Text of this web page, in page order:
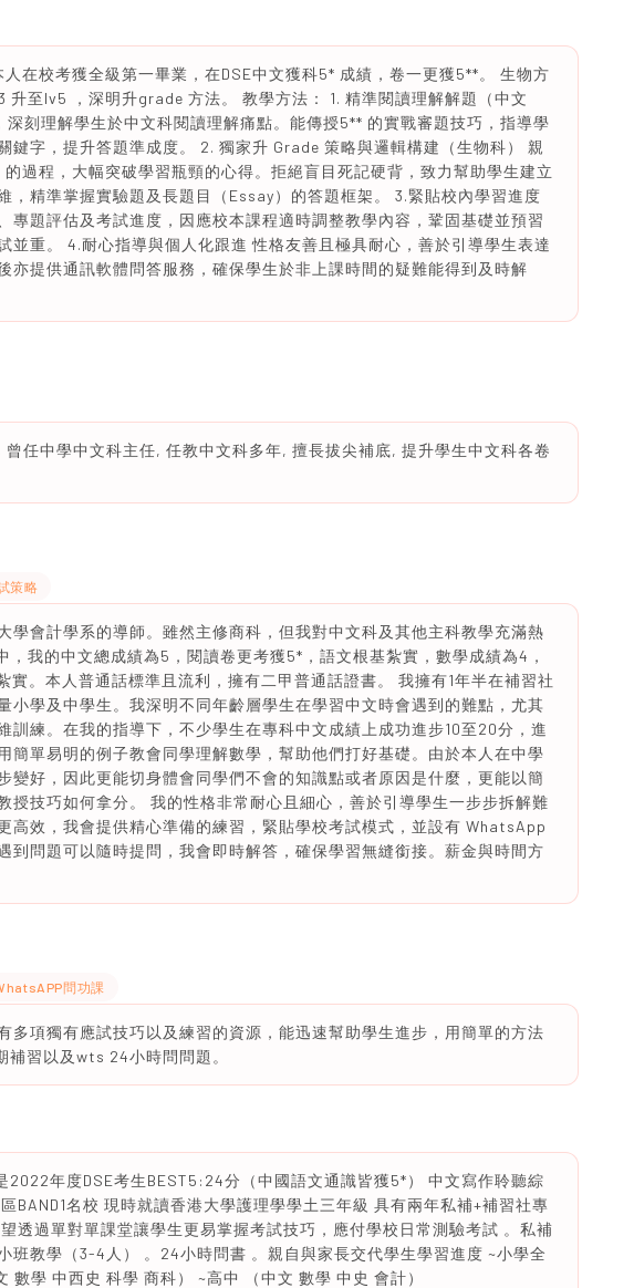
在校考獲全級第一畢業，在DSE中文獲科5* 成績，卷一更獲5**。 生物方
升至lv5 ，深明升grade 方法。 教學方法： 1. 精準閱讀理解解題（中文
深刻理解學生於中文科閱讀理解痛點。能傳授5** 的實戰審題技巧，指導學
鍵字，提升答題準成度。 2. 獨家升 Grade 策略與邏輯構建（生物科） 親
過程，大幅突破學習瓶頸的心得。拒絕盲目死記硬背，致力幫助學生建立
，精準掌握實驗題及長題目（Essay）的答題框架。 3.緊貼校內學習進度
專題評估及考試進度，因應校本課程適時調整教學內容，鞏固基礎並預習
並重。 4.耐心指導與個人化跟進 性格友善且極具耐心，善於引導學生表達
亦提供通訊軟體問答服務，確保學生於非上課時間的疑難能得到及時解
任中學中文科主任, 任教中文科多年, 擅長拔尖補底, 提升學生中文科各卷
策略
學會計學系的導師。雖然主修商科，但我對中文科及其他主科教學充滿熱
，我的中文總成績為5，閱讀卷更考獲5*，語文根基紮實，數學成績為4，
。本人普通話標準且流利，擁有二甲普通話證書。 我擁有1年半在補習社
小學及中學生。我深明不同年齡層學生在學習中文時會遇到的難點，尤其
訓練。在我的指導下，不少學生在專科中文成績上成功進步10至20分，進
簡單易明的例子教會同學理解數學，幫助他們打好基礎。由於本人在中學
變好，因此更能切身體會同學們不會的知識點或者原因是什麼，更能以簡
授技巧如何拿分。 我的性格非常耐心且細心，善於引導學生一步步拆解難
高效，我會提供精心準備的練習，緊貼學校考試模式，並設有 WhatsApp
到問題可以隨時提問，我會即時解答，確保學習無縫銜接。薪金與時間方
問功課
多項獨有應試技巧以及練習的資源，能迅速幫助學生進步，用簡單的方法
習以及wts 24小時問問題。
2022年度DSE考生BEST5:24分（中國語文通識皆獲5*） 中文寫作聆聽綜
BAND1名校 現時就讀香港大學護理學學土三年級 具有兩年私補+補習社專
透過單對單課堂讓學生更易掌握考試技巧，應付學校日常測驗考試 。私補
班教學（3-4人） 。24小時問書 。親自與家長交代學生學習進度 ~小學全
數學 中西史 科學 商科） ~高中 （中文 數學 中史 會計）